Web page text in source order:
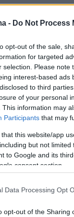
- Do Not Process
opt-out of the sale,
for targeted
selection. Please
interest-based ads
to third
of your personal
This information may
Participants that may
that this website/app
but not
to Google and its
consent section.
Data Processing Opt
opt-out of the Sharing
στο παλάτι
τάξης,
μηχανισμούς,
a punto
retiraron